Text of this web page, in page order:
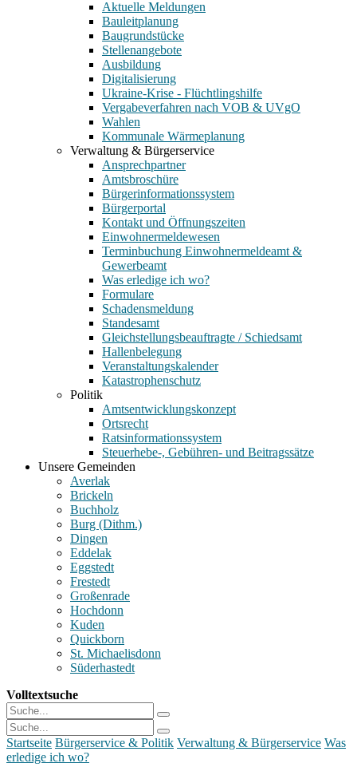
Aktuelle Meldungen
Bauleitplanung
Baugrundstücke
Stellenangebote
Ausbildung
Digitalisierung
Ukraine-Krise - Flüchtlingshilfe
Vergabeverfahren nach VOB & UVgO
Wahlen
Kommunale Wärmeplanung
Verwaltung & Bürgerservice
Ansprechpartner
Amtsbroschüre
Bürgerinformationssystem
Bürgerportal
Kontakt und Öffnungszeiten
Einwohnermeldewesen
Terminbuchung Einwohnermeldeamt &
Gewerbeamt
Was erledige ich wo?
Formulare
Schadensmeldung
Standesamt
Gleichstellungsbeauftragte / Schiedsamt
Hallenbelegung
Veranstaltungskalender
Katastrophenschutz
Politik
Amtsentwicklungskonzept
Ortsrecht
Ratsinformationssystem
Steuerhebe-, Gebühren- und Beitragssätze
Unsere Gemeinden
Averlak
Brickeln
Buchholz
Burg (Dithm.)
Dingen
Eddelak
Eggstedt
Frestedt
Großenrade
Hochdonn
Kuden
Quickborn
St. Michaelisdonn
Süderhastedt
Volltextsuche
Startseite Bürgerservice & Politik Verwaltung & Bürgerservice Was
erledige ich wo?